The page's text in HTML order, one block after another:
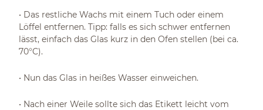
• Das restliche Wachs mit einem Tuch oder einem
Löffel entfernen. Tipp: falls es sich schwer entfernen
lässt, einfach das Glas kurz in den Ofen stellen (bei ca.
70°C).
• Nun das Glas in heißes Wasser einweichen.
• Nach einer Weile sollte sich das Etikett leicht vom